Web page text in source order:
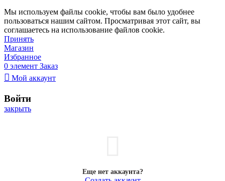
Мы используем файлы cookie, чтобы вам было удобнее
пользоваться нашим сайтом. Просматривая этот сайт, вы
соглашаетесь на использование файлов cookie.
Принять
Магазин
Избранное
0 элемент Заказ
Мой аккаунт
Войти
закрыть
Еще нет аккаунта?